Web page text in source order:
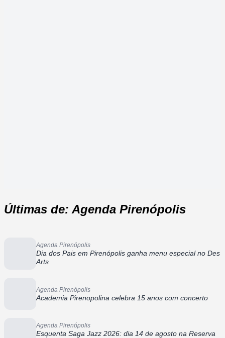
Últimas de: Agenda Pirenópolis
Agenda Pirenópolis
Dia dos Pais em Pirenópolis ganha menu especial no Des
Arts
Agenda Pirenópolis
Academia Pirenopolina celebra 15 anos com concerto
Agenda Pirenópolis
Esquenta Saga Jazz 2026: dia 14 de agosto na Reserva